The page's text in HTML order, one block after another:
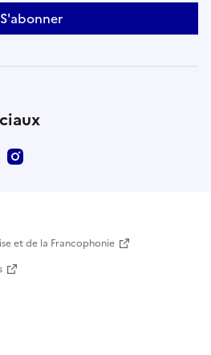
S'abonner
et de la Francophonie